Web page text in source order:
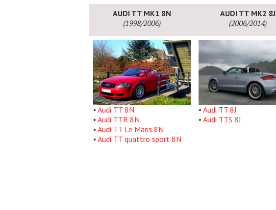
AUDI TT MK1 8N
(1998/2006)
AUDI TT MK2 8J
(2006/2014)
• Audi TT 8N
• Audi TTR 8N
• Audi TT Le Mans 8N
• Audi TT quattro sport 8N
• Audi TT 8J
• Audi TTS 8J